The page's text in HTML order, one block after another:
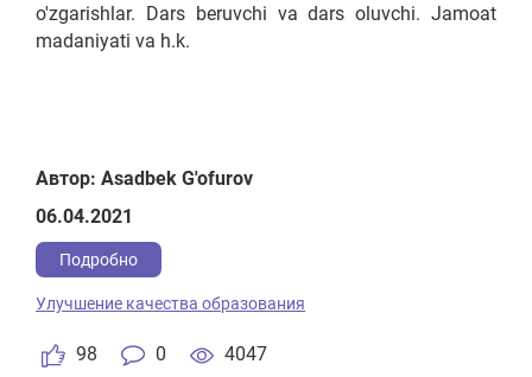
o'zgarishlar. Dars beruvchi va dars oluvchi. Jamoat
madaniyati va h.k.
Автор: Asadbek G'ofurov
06.04.2021
Подробно
98 0 4047
Улучшение качества образования